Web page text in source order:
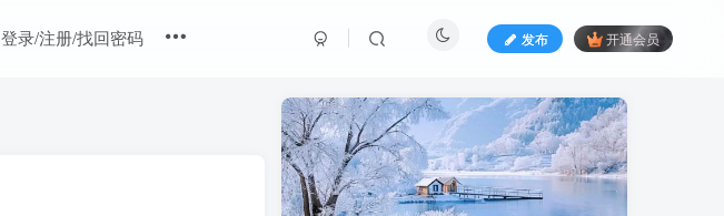
登录/注册/找回密码 发布 开通会员